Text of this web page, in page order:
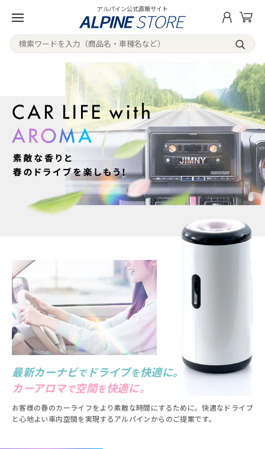
アルパイン公式直販サイト
最新カーナビでドライブを快適に。
カーアロマで空間を快適に。
お客様の春のカーライフをより素敵な時間にするために。快適なドライブ
と心地よい車内空間を実現するアルパインからのご提案です。